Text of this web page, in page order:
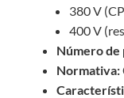
380 V
400 V
Número de
Normativa: